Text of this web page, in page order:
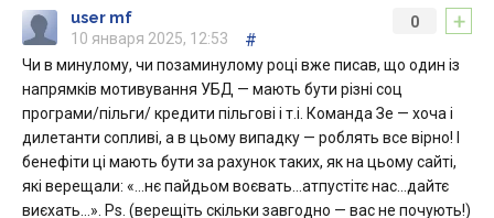
+
0
user mf
10 января 2025, 12:53
#
Чи в минулому, чи позаминулому році вже писав, що один із
напрямків мотивування УБД — мають бути різні соц
програми/пільги/ кредити пільгові і т.і. Команда Зе — хоча і
дилетанти сопливі, а в цьому випадку — роблять все вірно! І
бенефіти ці мають бути за рахунок таких, як на цьому сайті,
які верещали: «…нє пайдьом воєвать…атпустітє нас…дайтє
виєхать…». Ps. (верещіть скільки завгодно — вас не почують!)